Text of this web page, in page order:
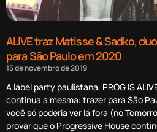
ALIVE traz Matisse & Sadko,
para São Paulo em 2020
15 de novembro de 2019
A label party paulistana, PROG IS
continua a mesma: trazer para São
você só poderia ver lá fora (no
provar que o Progressive House